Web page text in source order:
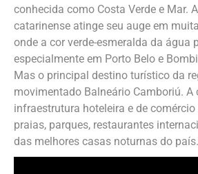
conhecida como Costa Verde e Mar.
catarinense atinge seu auge em
onde a cor verde-esmeralda da água
especialmente em Porto Belo e
Mas o principal destino turístico da
movimentado Balneário Camboriú.
infraestrutura hoteleira e de comércio
praias, parques, restaurantes
das melhores casas noturnas do país.